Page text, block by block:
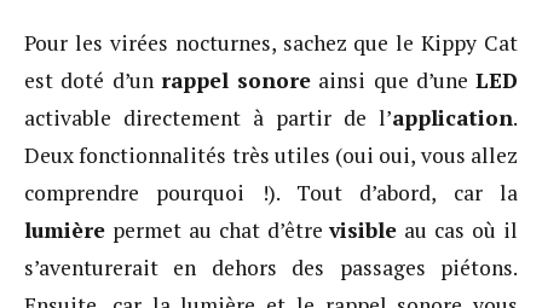
Pour les virées nocturnes, sachez que le Kippy Cat
est doté d’un rappel sonore ainsi que d’une LED
activable directement à partir de l’application.
Deux fonctionnalités très utiles (oui oui, vous allez
comprendre pourquoi !). Tout d’abord, car la
lumière permet au chat d’êtrevisible au cas où il
s’aventurerait en dehors des passages piétons.